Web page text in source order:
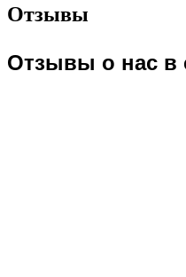
Отзывы
Отзывы о нас в